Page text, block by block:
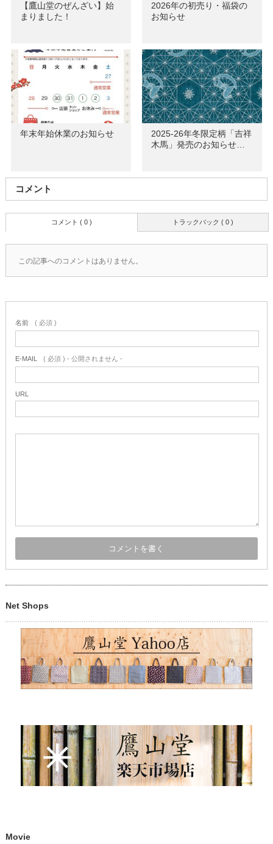
【鷹山堂のぜんざい】始
まりました！
2026年の初売り・福袋の
お知らせ
年末年始休業のお知らせ
2025-26年冬限定柄「吉祥
木馬」発売のお知らせ…
コメント
トラックバック ( 0 )
コメント ( 0 )
この記事へのコメントはありません。
名前 ( 必須 )
E-MAIL ( 必須 ) - 公開されません -
URL
Net Shops
Movie